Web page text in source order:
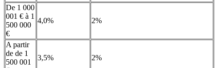
De 1 000
001 € à 1
500 000
€
4,0% 2%
A partir
de de 1
500 001
3,5% 2%